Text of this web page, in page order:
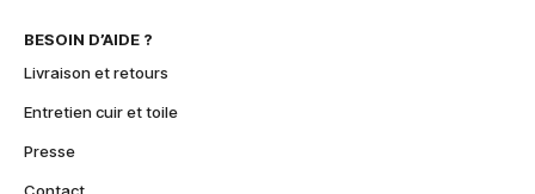
BESOIN D’AIDE ?
Livraison et retours
Entretien cuir et toile
Presse